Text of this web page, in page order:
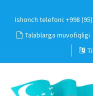
Ishonch telefoni: +998
Talablarga muvofiqligi